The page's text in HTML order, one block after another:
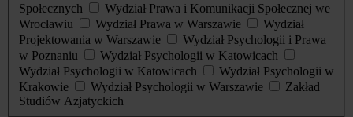
Społecznych
Wydział Prawa i Komunikacji Społecznej we
Wrocławiu
Wydział Prawa w Warszawie
Wydział
Projektowania w Warszawie
Wydział Psychologii i Prawa
w Poznaniu
Wydział Psychologii w Katowicach
Wydział Psychologii w Katowicach
Wydział Psychologii w
Krakowie
Wydział Psychologii w Warszawie
Zakład
Studiów Azjatyckich